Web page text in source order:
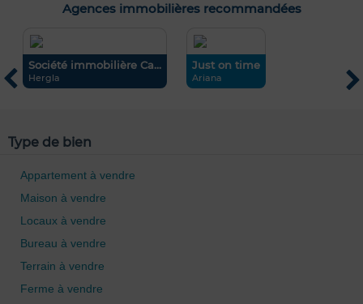
Agences immobilières recommandées
Société immobilière Ca...
Hergla
Just on time
Ariana
Type de bien
Appartement à vendre
Maison à vendre
Locaux à vendre
Bureau à vendre
Terrain à vendre
Ferme à vendre